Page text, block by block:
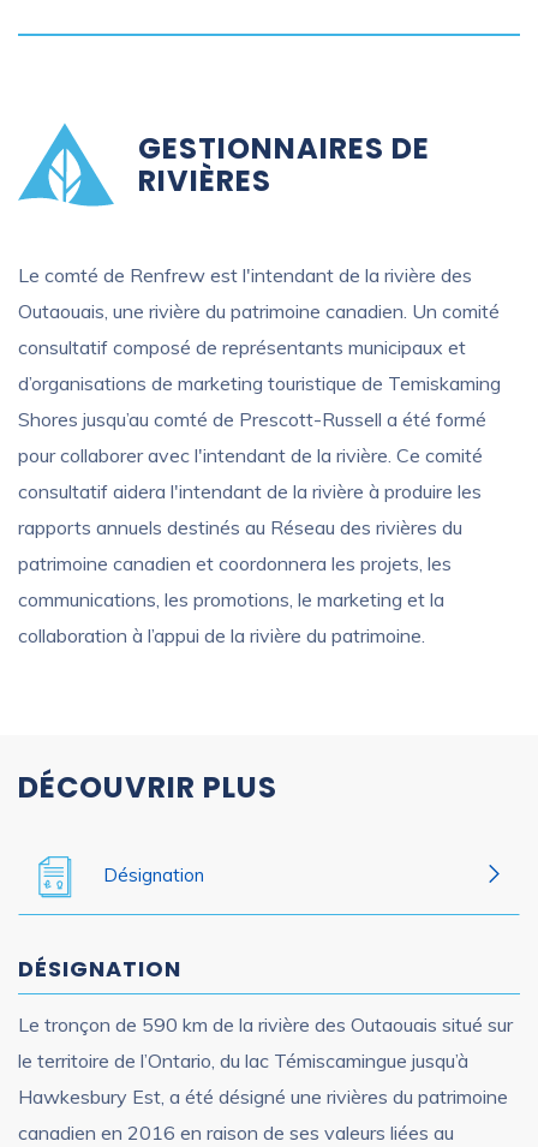
GESTIONNAIRES DE
RIVIÈRES
Le comté de Renfrew est l'intendant de la rivière des
Outaouais, une rivière du patrimoine canadien. Un comité
consultatif composé de représentants municipaux et
d’organisations de marketing touristique de Temiskaming
Shores jusqu’au comté de Prescott-Russell a été formé
pour collaborer avec l'intendant de la rivière. Ce comité
consultatif aidera l'intendant de la rivière à produire les
rapports annuels destinés au Réseau des rivières du
patrimoine canadien et coordonnera les projets, les
communications, les promotions, le marketing et la
collaboration à l’appui de la rivière du patrimoine.
DÉCOUVRIR PLUS
Désignation
DÉSIGNATION
Le tronçon de 590 km de la rivière des Outaouais situé sur
le territoire de l’Ontario, du lac Témiscamingue jusqu’à
Hawkesbury Est, a été désigné une rivières du patrimoine
canadien en 2016 en raison de ses valeurs liées au